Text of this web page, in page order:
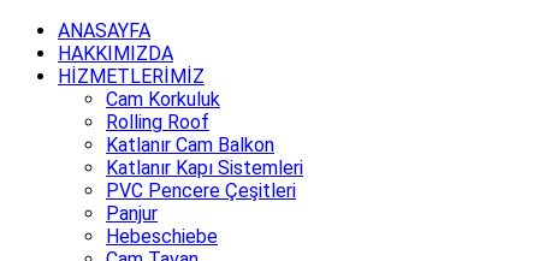
ANASAYFA
HAKKIMIZDA
HİZMETLERİMİZ
Cam Korkuluk
Rolling Roof
Katlanır Cam Balkon
Katlanır Kapı Sistemleri
PVC Pencere Çeşitleri
Panjur
Hebeschiebe